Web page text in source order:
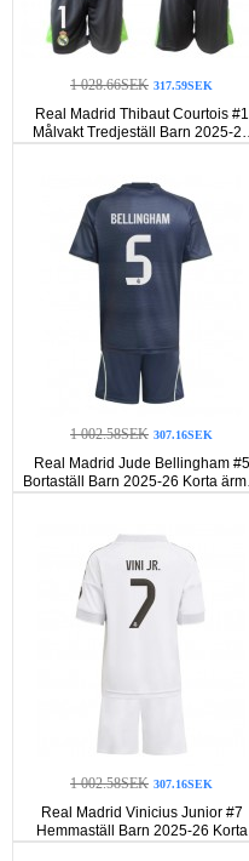
1 028.66SEK 317.59SEK
Real Madrid Thibaut Courtois #1
Målvakt Tredjeställ Barn 2025-26
Långa ärmar (+ Korta byxor)
1 002.58SEK 307.16SEK
Real Madrid Jude Bellingham #5
Bortaställ Barn 2025-26 Korta
(+ Korta byxor)
1 002.58SEK 307.16SEK
Real Madrid Vinicius Junior #7
Hemmaställ Barn 2025-26 Korta
ärmar (+ Korta byxor)